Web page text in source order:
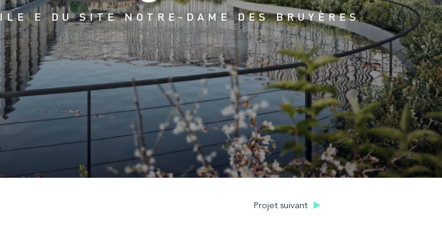
E DU SITE NOTRE-DAME DES BRUYÈRES
Projet suivant